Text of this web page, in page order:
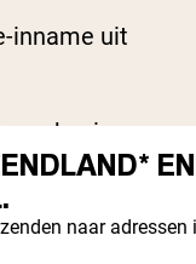
inname uit
een basis om
te
te
om een
EN
naar adressen